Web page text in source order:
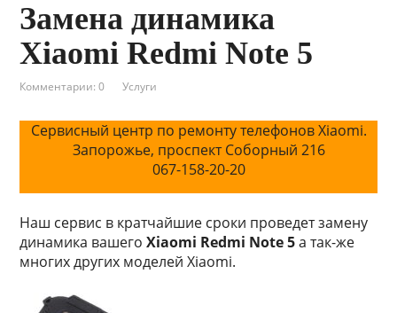
Замена динамика
Xiaomi Redmi Note 5
Комментарии: 0 Услуги
Сервисный центр по ремонту телефонов Xiaomi.
Запорожье, проспект Соборный 216
067-158-20-20
Наш сервис в кратчайшие сроки проведет замену
динамика вашегоXiaomi Redmi Note 5а так-же
многих других моделей Xiaomi.